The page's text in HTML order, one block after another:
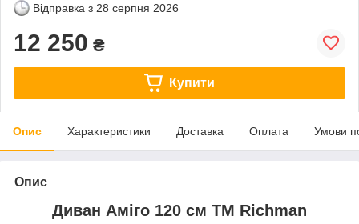
Відправка з 28 серпня 2026
12 250 ₴
Купити
Опис Характеристики Доставка Оплата Умови
Опис
Диван Аміго 120 см ТМ Richman